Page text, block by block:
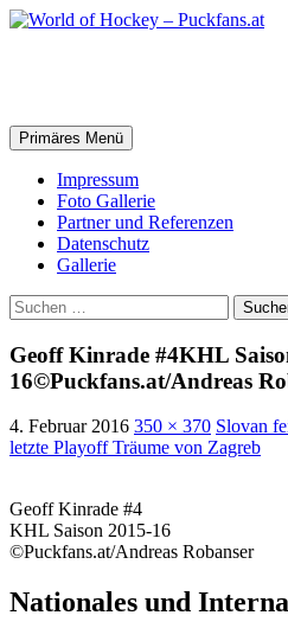
Zum
Suchen
Primäres Menü
Impressum
Foto Gallerie
Partner und Referenzen
Datenschutz
Gallerie
Suchen
nach:
Geoff Kinrade #4KHL
16©Puckfans.at/Andreas
4. Februar 2016 350 × 370 Slovan
letzte Playoff Träume von Zagreb
Geoff Kinrade #4
KHL Saison 2015-16
©Puckfans.at/Andreas Robanser
Nationales und